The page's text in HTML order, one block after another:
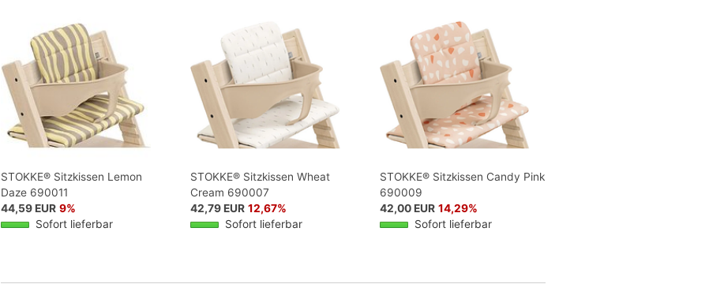
STOKKE® Sitzkissen Lemon
Daze 690011
44,59 EUR 9%
Sofort lieferbar
STOKKE® Sitzkissen Wheat
Cream 690007
42,79 EUR 12,67%
Sofort lieferbar
STOKKE® Sitzkissen Candy Pink
690009
42,00 EUR 14,29%
Sofort lieferbar